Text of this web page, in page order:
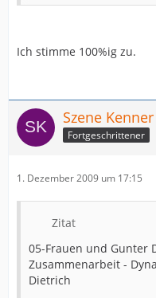
Tempotor geschenkt
Härter hat dennoch
der Reinhard Runge
Und Tina Beckmann
1 Tor erzielt hat -
Abwehrspielerin auf
Durchhänger ganz
irgendwann mal an die
Ich stimme 100%ig zu.
Szene Kenner
Fortgeschrittener
1. Dezember 2009 um 17:15
Zitat
05-Frauen und Gunter
Zusammenarbeit -
Dietrich